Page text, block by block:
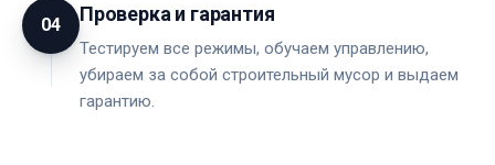
04 Проверка и гарантия
Тестируем все режимы, обучаем управлению,
убираем за собой строительный мусор и выдаем
гарантию.